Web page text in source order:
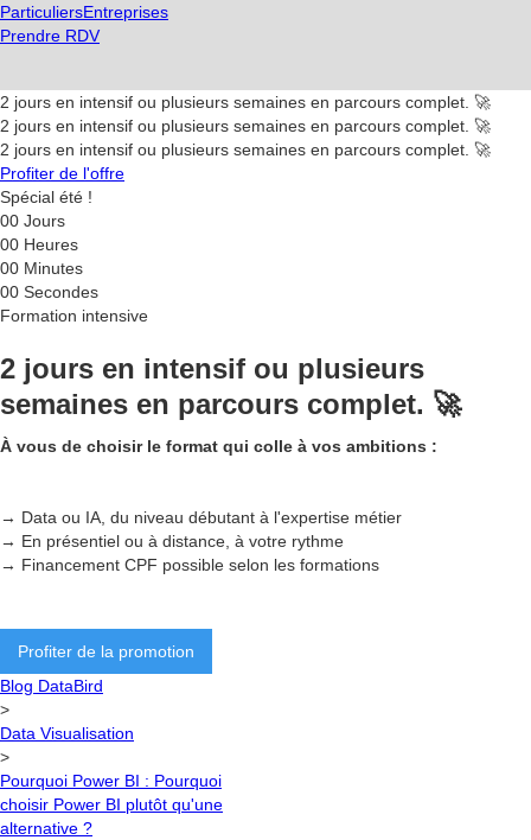
ParticuliersEntreprises
Prendre RDV
2 jours en intensif ou plusieurs semaines en parcours complet. 🚀
2 jours en intensif ou plusieurs semaines en parcours complet. 🚀
2 jours en intensif ou plusieurs semaines en parcours complet. 🚀
Profiter de l'offre
Spécial été !
00 Jours
00 Heures
00 Minutes
00 Secondes
Formation intensive
2 jours en intensif ou plusieurs
semaines en parcours complet. 🚀
À vous de choisir le format qui colle à vos ambitions :
→ Data ou IA, du niveau débutant à l'expertise métier
→ En présentiel ou à distance, à votre rythme
→ Financement CPF possible selon les formations
Profiter de la promotion
Blog DataBird
>
Data Visualisation
>
Pourquoi Power BI : Pourquoi
choisir Power BI plutôt qu'une
alternative ?